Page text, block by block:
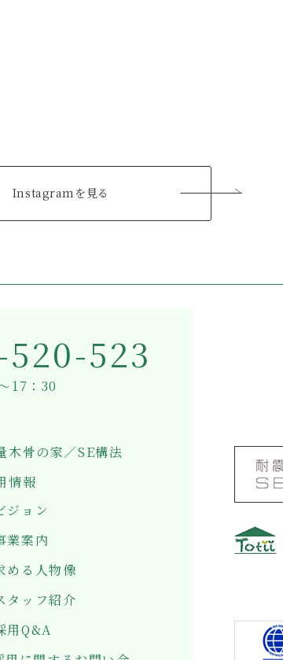
Instagramを見る
523
17：30
木骨の家／SE構法
情報
ジョン
業案内
める人物像
タッフ紹介
用Q&A